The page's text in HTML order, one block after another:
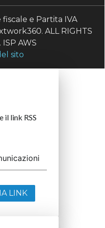
e Partita IVA
ALL RIGHTS
ISP AWS
sito
il link RSS
LINK